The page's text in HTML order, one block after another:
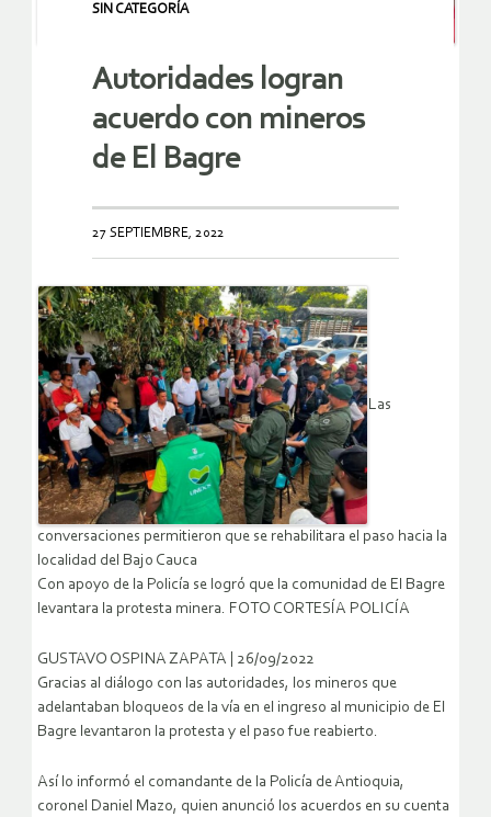
SIN CATEGORÍA
Autoridades logran
acuerdo con mineros
de El Bagre
27 SEPTIEMBRE, 2022
Las
conversaciones permitieron que se rehabilitara el paso hacia la
localidad del Bajo Cauca
Con apoyo de la Policía se logró que la comunidad de El Bagre
levantara la protesta minera. FOTO CORTESÍA POLICÍA
GUSTAVO OSPINA ZAPATA | 26/09/2022
Gracias al diálogo con las autoridades, los mineros que
adelantaban bloqueos de la vía en el ingreso al municipio de El
Bagre levantaron la protesta y el paso fue reabierto.
Así lo informó el comandante de la Policía de Antioquia,
coronel Daniel Mazo, quien anunció los acuerdos en su cuenta